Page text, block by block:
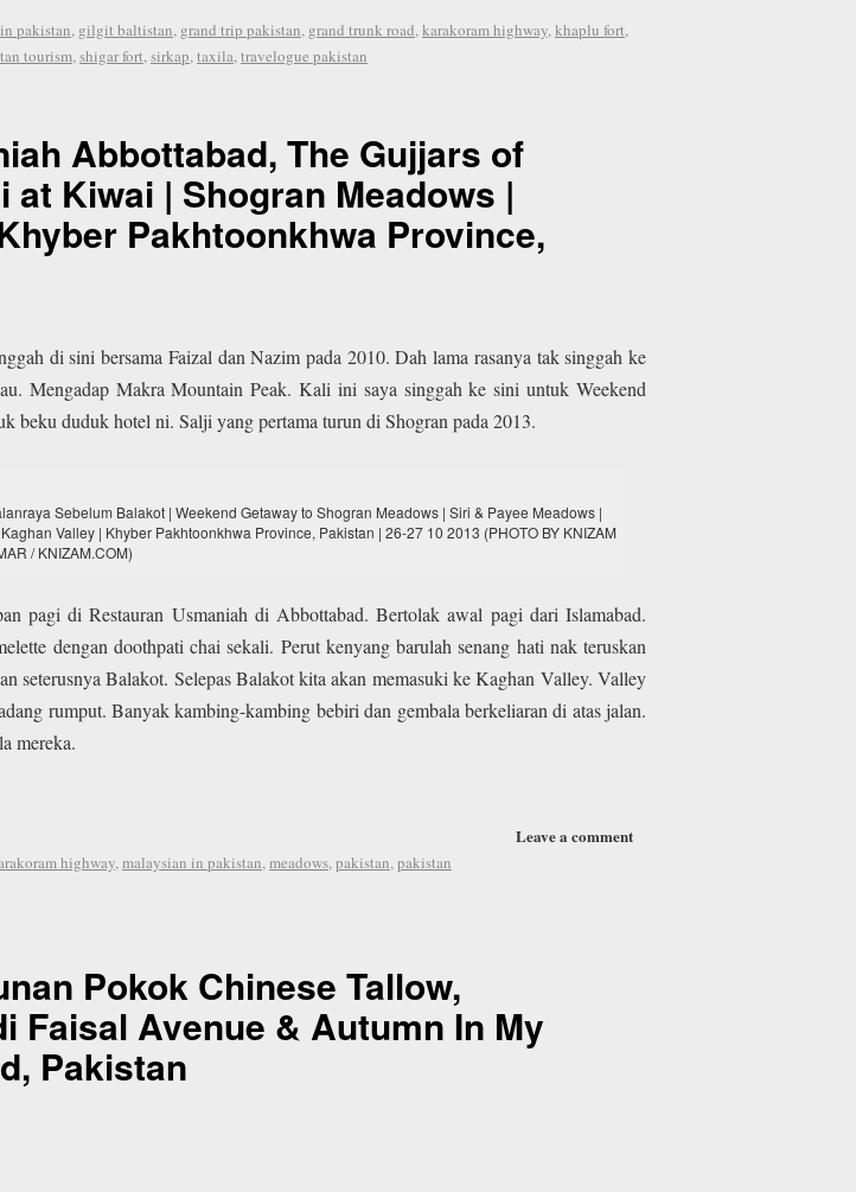
pakistan, gilgit baltistan, grand trip pakistan, grand trunk road,karakoram highway,khaplu fort,
tourism,shigar fort,sirkap,taxila,travelogue pakistan
Abbottabad, The Gujjars of
Kiwai | Shogran Meadows |
Pakhtoonkhwa Province,
di sini bersama Faizal dan Nazim pada 2010. Dah lama rasanya tak singgah ke
Mengadap Makra Mountain Peak. Kali ini saya singgah ke sini untuk Weekend
beku duduk hotel ni. Salji yang pertama turun di Shogran pada 2013.
Sebelum Balakot | Weekend Getaway to Shogran Meadows | Siri & Payee Meadows |
Valley | Khyber Pakhtoonkhwa Province, Pakistan | 26-27 10 2013 (PHOTO BY KNIZAM
/ KNIZAM.COM)
pagi di Restauran Usmaniah di Abbottabad. Bertolak awal pagi dari Islamabad.
dengan doothpati chai sekali. Perut kenyang barulah senang hati nak teruskan
seterusnya Balakot. Selepas Balakot kita akan memasuki ke Kaghan Valley. Valley
rumput. Banyak kambing-kambing bebiri dan gembala berkeliaran di atas jalan.
mereka.
Leave a comment
highway, malaysian in pakistan, meadows, pakistan, pakistan
Pokok Chinese Tallow,
Faisal Avenue & Autumn In My
Pakistan